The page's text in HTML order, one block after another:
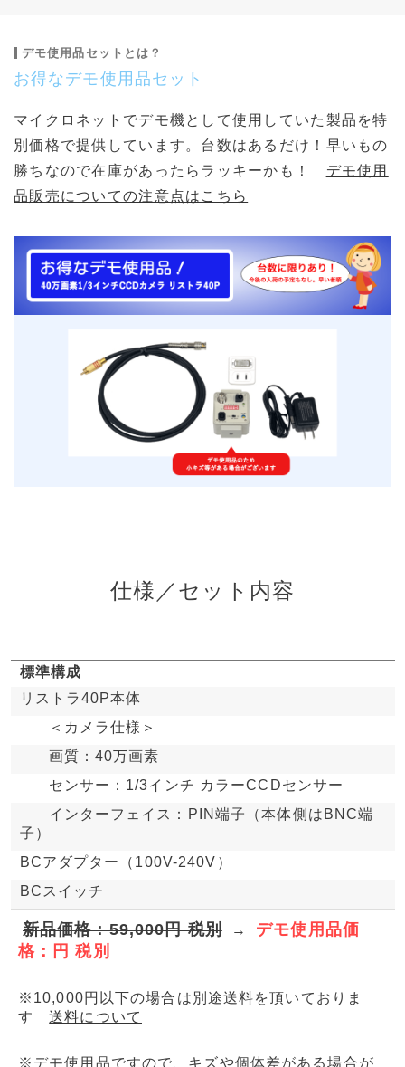
デモ使用品セットとは？
お得なデモ使用品セット
マイクロネットでデモ機として使用していた製品を特
別価格で提供しています。台数はあるだけ！早いもの
勝ちなので在庫があったらラッキーかも！ デモ使用
品販売についての注意点はこちら
仕様／セット内容
標準構成
リストラ40P本体
＜カメラ仕様＞
画質：40万画素
センサー：1/3インチ カラーCCDセンサー
インターフェイス：PIN端子（本体側はBNC端
子）
BCアダプター（100V-240V）
BCスイッチ
新品価格：59,000円 税別 →
デモ使用品価
格：円 税別
※10,000円以下の場合は別途送料を頂いておりま
す送料について
※デモ使用品ですので、キズや個体差がある場合が